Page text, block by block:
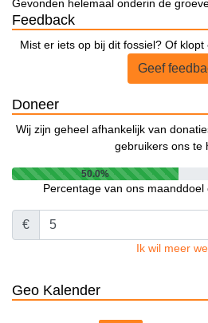
Gevonden helemaal onderin de
Feedback
Mist er iets op bij dit fossiel? Of
Geef
Doneer
Wij zijn geheel afhankelijk van
gebruikers ons te
50.0%
Percentage van ons
€
Ik wil meer
Geo Kalender